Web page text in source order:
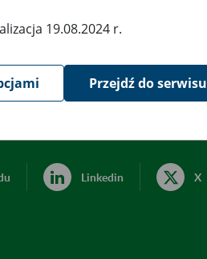
Linkedin X
19.08.2024 r.
Przejdź do serwisu